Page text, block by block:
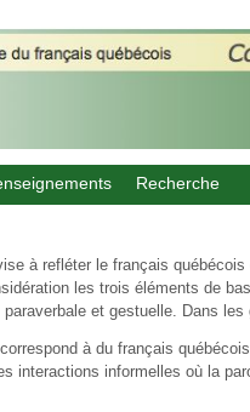
Recherche
à refléter le français
les trois éléments de
et gestuelle. Dans
à du français
interactions informelles où la